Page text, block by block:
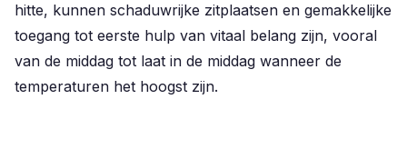
hitte, kunnen schaduwrijke zitplaatsen en gemakkelijke
toegang tot eerste hulp van vitaal belang zijn, vooral
van de middag tot laat in de middag wanneer de
temperaturen het hoogst zijn.